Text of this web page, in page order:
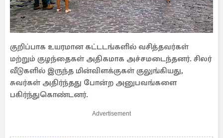
குறிப்பாக உயரமான கட்டடங்களில் வசித்தவர்கள்
மற்றும் குழந்தைகள் அதிகமாக அச்சமடைந்தனர். சிலர்
வீடுகளில் இருந்த மின்விளக்குகள் குலுங்கியது,
சுவர்கள் அதிர்ந்தது போன்ற அனுபவங்களை
பகிர்ந்துகொண்டனர்.
Advertisement